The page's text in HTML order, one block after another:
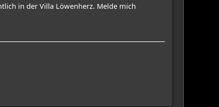
in der Villa Löwenherz. Melde mich